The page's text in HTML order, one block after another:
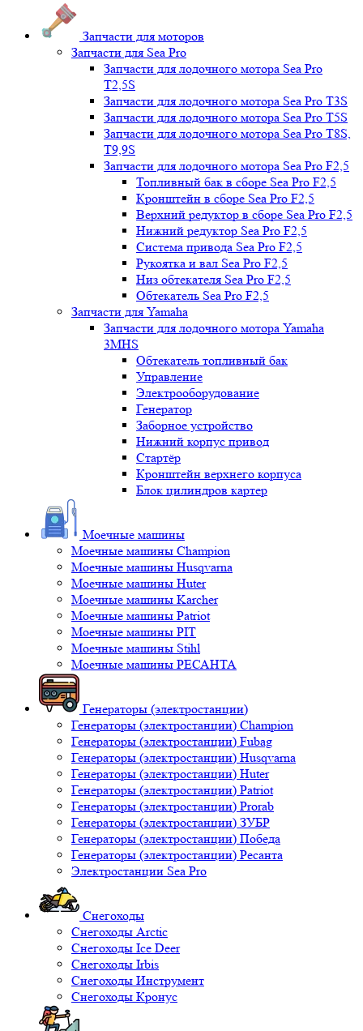
Запчасти для моторов
Запчасти для Sea Pro
Запчасти для лодочного мотора Sea Pro
Т2,5S
Запчасти для лодочного мотора Sea Pro Т3S
Запчасти для лодочного мотора Sea Pro Т5S
Запчасти для лодочного мотора Sea Pro Т8S,
T9,9S
Запчасти для лодочного мотора Sea Pro F2,5
Топливный бак в сборе Sea Pro F2,5
Кронштейн в сборе Sea Pro F2,5
Верхний редуктор в сборе Sea Pro F2,5
Нижний редуктор Sea Pro F2,5
Система привода Sea Pro F2,5
Рукоятка и вал Sea Pro F2,5
Низ обтекателя Sea Pro F2,5
Обтекатель Sea Pro F2,5
Запчасти для Yamaha
Запчасти для лодочного мотора Yamaha
3MHS
Обтекатель топливный бак
Управление
Электрооборудование
Генератор
Заборное устройство
Нижний корпус привод
Стартёр
Кронштейн верхнего корпуса
Блок цилиндров картер
Моечные машины
Моечные машины Champion
Моечные машины Husqvarna
Моечные машины Huter
Моечные машины Karcher
Моечные машины Patriot
Моечные машины PIT
Моечные машины Stihl
Моечные машины РЕСАНТА
Генераторы (электростанции)
Генераторы (электростанции) Champion
Генераторы (электростанции) Fubag
Генераторы (электростанции) Husqvarna
Генераторы (электростанции) Huter
Генераторы (электростанции) Patriot
Генераторы (электростанции) Prorab
Генераторы (электростанции) ЗУБР
Генераторы (электростанции) Победа
Генераторы (электростанции) Ресанта
Электростанции Sea Pro
Снегоходы
Снегоходы Arctic
Снегоходы Ice Deer
Снегоходы Irbis
Снегоходы Инструмент
Снегоходы Кронус